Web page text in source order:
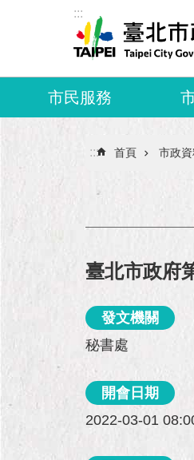
跳到主要內容區塊
:::
市民服務
::: 首頁 市政
臺北市政府
發文機關
秘書處
開會日期
2022-03-01